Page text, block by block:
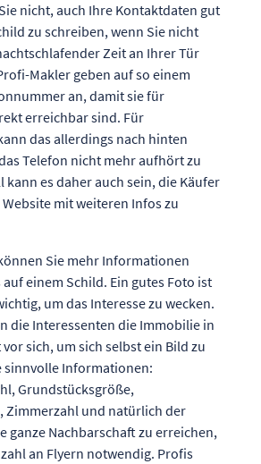
nicht, auch Ihre Kontaktdaten gut
zu schreiben, wenn Sie nicht
Zeit an Ihrer Tür
Makler geben auf so einem
an, damit sie für
erreichbar sind. Für
das allerdings nach hinten
Telefon nicht mehr aufhört zu
es daher auch sein, die Käufer
mit weiteren Infos zu
Sie mehr Informationen
einem Schild. Ein gutes Foto ist
um das Interesse zu wecken.
die Interessenten die Immobilie in
sich, um sich selbst ein Bild zu
sinnvolle Informationen:
Grundstücksgröße,
Zimmerzahl und natürlich der
ganze Nachbarschaft zu erreichen,
an Flyern notwendig. Profis